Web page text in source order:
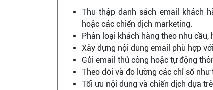
Thu thập danh sách email khách
hoặc các chiến dịch marketing.
Phân loại khách hàng theo nhu
Xây dựng nội dung email phù hợp
Gửi email thủ công hoặc tự động
Theo dõi và đo lường các chỉ số
Tối ưu nội dung và chiến dịch dựa